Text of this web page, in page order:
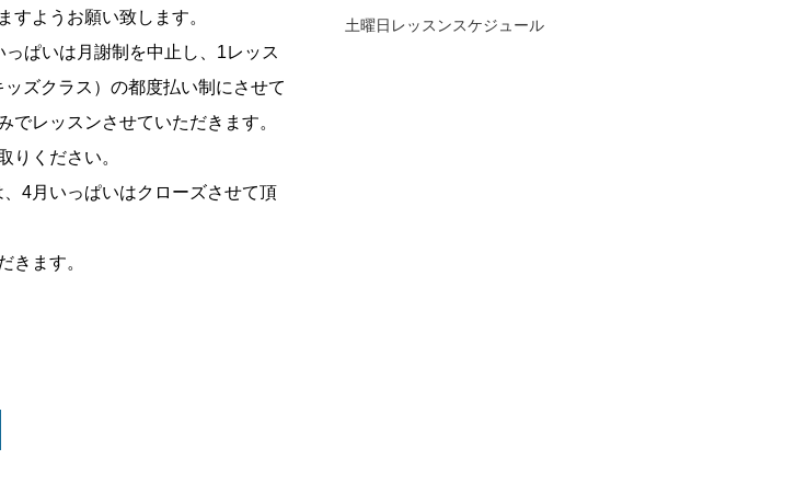
すようお願い致します。
っぱいは月謝制を中止し、 1レッス
ッズクラス）の都度払い制にさせて
レッスンさせていただきます。
りください。
4月いっぱいはクローズさせて頂
きます。
土曜日レッスンスケジュール